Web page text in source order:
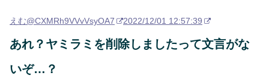
えむ@CXMRh9VVvVsyOA7 2022/12/01 12:57:39
あれ？ヤミラミを削除しましたって文言がな
いぞ…？